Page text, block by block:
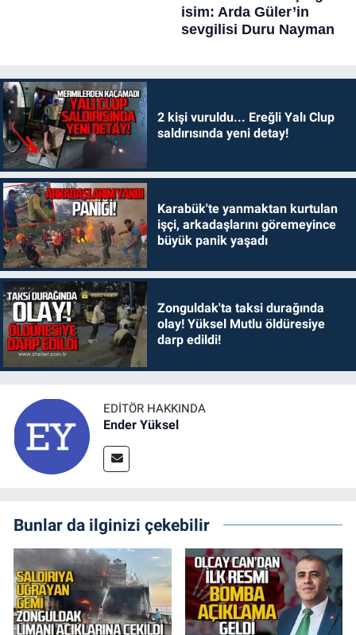
2 kişi vuruldu... Ereğli Yalı Clup
saldırısında yeni detay!
Karabük'te yanmaktan kurtulan
işçi, arkadaşlarını göremeyince
büyük panik yaşadı
Zonguldak'ta taksi durağında
olay! Yüksel Mutlu öldüresiye
darp edildi!
EDITÖR HAKKINDA
Ender Yüksel
Bunlar da ilginizi çekebilir